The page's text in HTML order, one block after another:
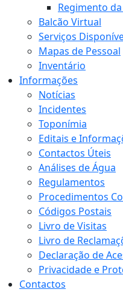
Regimento
Balcão Virtual
Serviços
Mapas de Pessoal
Inventário
Informações
Notícias
Incidentes
Toponímia
Editais e
Contactos Úteis
Análises de Água
Regulamentos
Procedimentos
Códigos Postais
Livro de Visitas
Livro de
Declaração de
Privacidade e
Contactos